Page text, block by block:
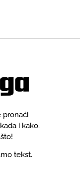
pronaći
i kako.
tekst.